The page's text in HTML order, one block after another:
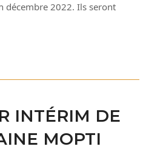
décembre 2022. Ils seront
INTÉRIM DE
MOPTI